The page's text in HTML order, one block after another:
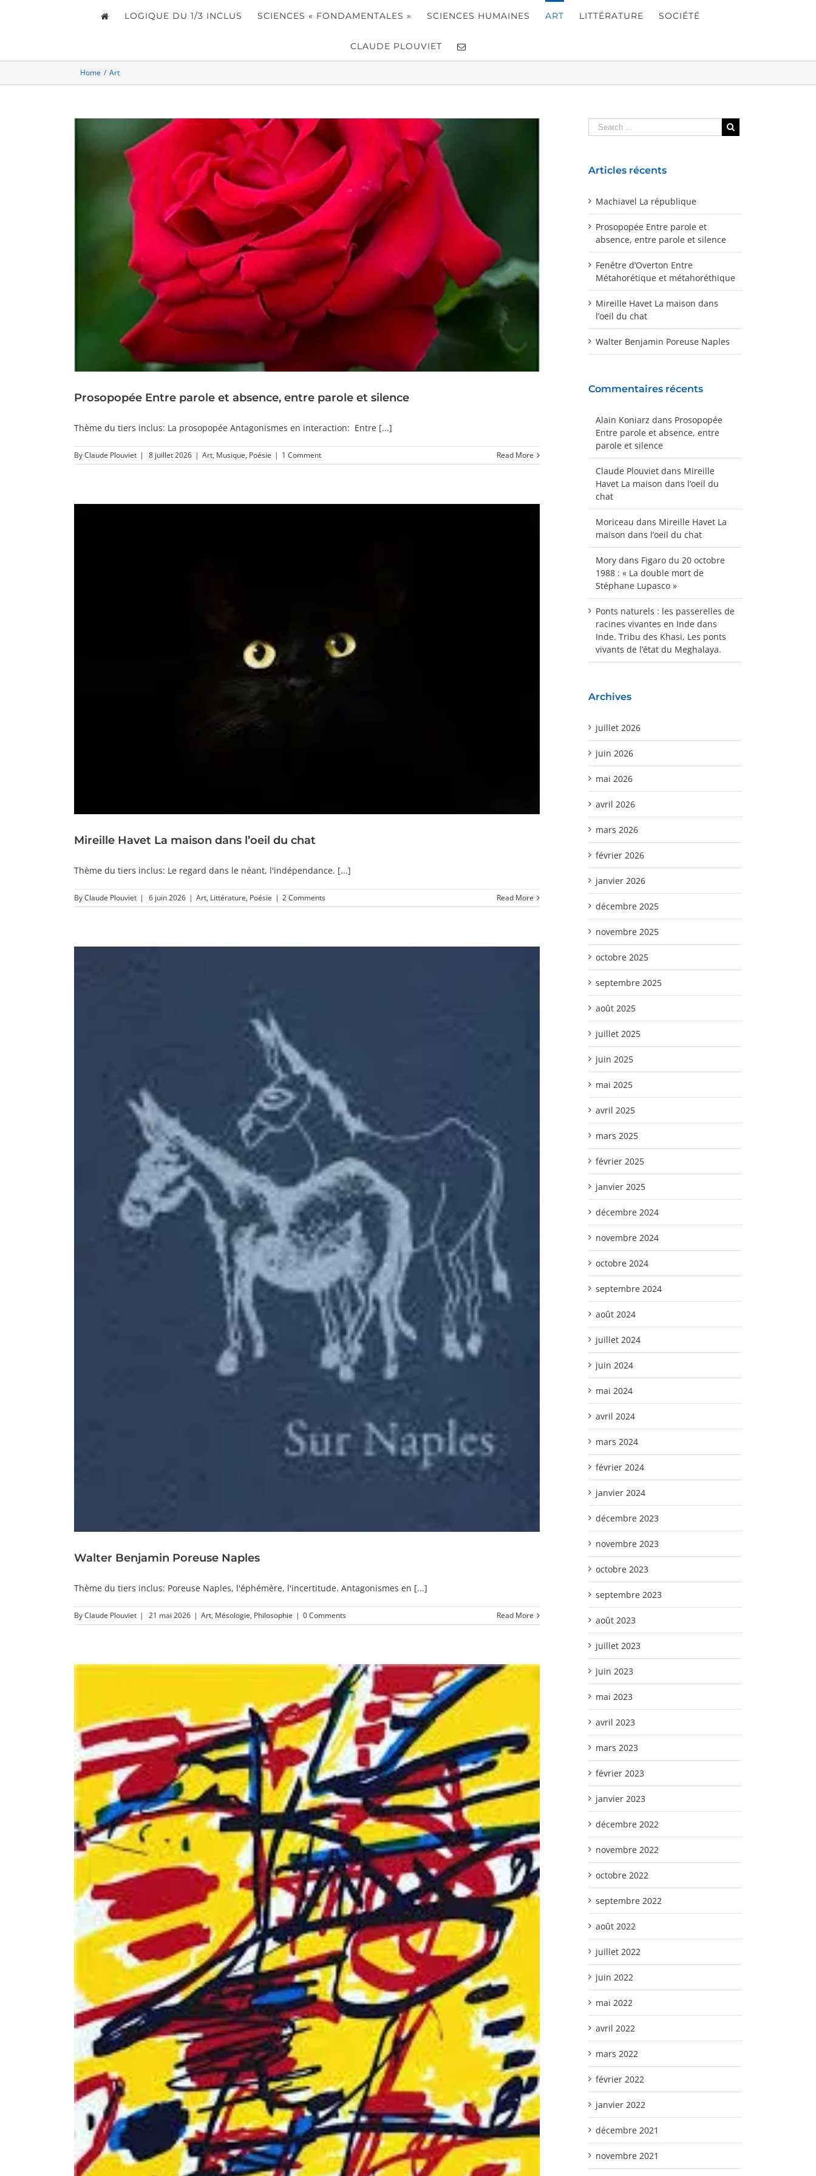
LOGIQUE DU 1/3 INCLUS SCIENCES « FONDAMENTALES » SCIENCES HUMAINES ART LITTÉRATURE SOCIÉTÉ
CLAUDE PLOUVIET
Home / Art
Prosopopée Entre parole et absence, entre parole et silence
Thème du tiers inclus: La prosopopée Antagonismes en interaction: Entre [...]
ByClaude Plouviet | 8 juillet 2026 | Art, Musique, Poésie | 1 Comment Read More
Mireille Havet La maison dans l’oeil du chat
Thème du tiers inclus: Le regard dans le néant, l'indépendance. [...]
ByClaude Plouviet | 6 juin 2026 | Art, Littérature, Poésie | 2 Comments Read More
Walter Benjamin Poreuse Naples
Thème du tiers inclus: Poreuse Naples, l'éphémère, l'incertitude. Antagonismes en [...]
ByClaude Plouviet | 21 mai 2026 | Art, Mésologie, Philosophie | 0 Comments Read More
Articles récents
Machiavel La république
Prosopopée Entre parole et
absence, entre parole et silence
Fenêtre d’Overton Entre
Métahorétique et métahoréthique
Mireille Havet La maison dans
l’oeil du chat
Walter Benjamin Poreuse Naples
Commentaires récents
Alain Koniarz dans Prosopopée
Entre parole et absence, entre
parole et silence
Claude Plouviet dans Mireille
Havet La maison dans l’oeil du
chat
Moriceau dans Mireille Havet La
maison dans l’oeil du chat
Mory dans Figaro du 20 octobre
1988 : « La double mort de
Stéphane Lupasco »
Ponts naturels : les passerelles de
racines vivantes en Inde dans
Inde. Tribu des Khasi, Les ponts
vivants de l’état du Meghalaya.
Archives
juillet 2026
juin 2026
mai 2026
avril 2026
mars 2026
février 2026
janvier 2026
décembre 2025
novembre 2025
octobre 2025
septembre 2025
août 2025
juillet 2025
juin 2025
mai 2025
avril 2025
mars 2025
février 2025
janvier 2025
décembre 2024
novembre 2024
octobre 2024
septembre 2024
août 2024
juillet 2024
juin 2024
mai 2024
avril 2024
mars 2024
février 2024
janvier 2024
décembre 2023
novembre 2023
octobre 2023
septembre 2023
août 2023
juillet 2023
juin 2023
mai 2023
avril 2023
mars 2023
février 2023
janvier 2023
décembre 2022
novembre 2022
octobre 2022
septembre 2022
août 2022
juillet 2022
juin 2022
mai 2022
avril 2022
mars 2022
février 2022
janvier 2022
décembre 2021
novembre 2021